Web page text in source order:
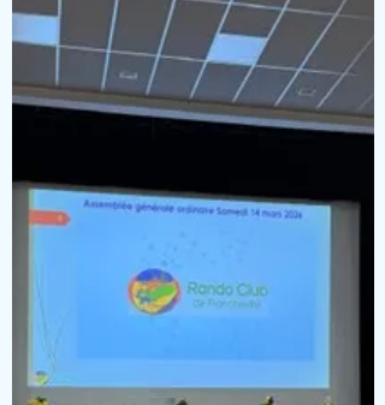
objectifs pour cette journée : - La
découverte d’œuvres du projet « Les
Murmures du temps » proposé par la
communauté de communes du Pays de
l’Arbresle qui a souhaité faire découvrir le